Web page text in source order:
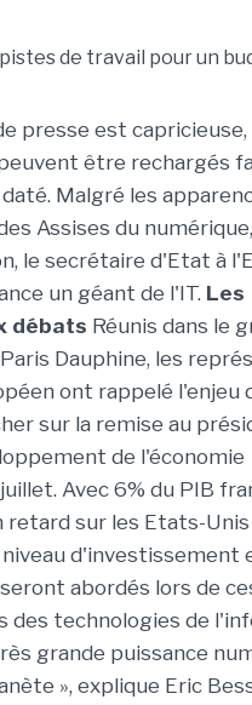
presse est
être rechargés
Malgré les
Assises du
le secrétaire d'Etat à
un géant de l'IT. Les
débats Réunis dans le
Dauphine, les
ont rappelé l'enjeu
sur la remise au
de l'économie
Avec 6% du PIB
retard sur les Etats-Unis
d'investissement
abordés lors de
des technologies de
grande puissance
», explique Eric